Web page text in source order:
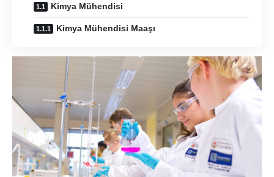
Kimya Mühendisi
Kimya Mühendisi Maaşı